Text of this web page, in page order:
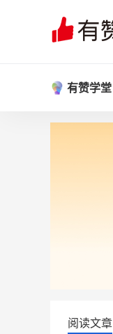
有赞学堂
阅读文章